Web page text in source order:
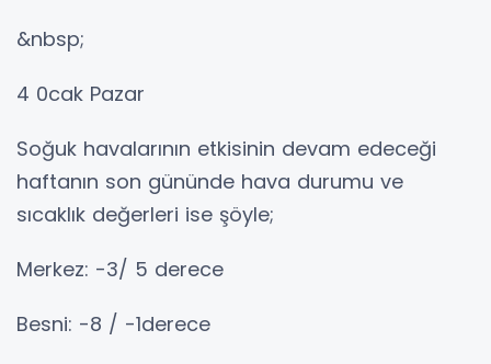
&nbsp;
4 0cak Pazar
Soğuk havalarının etkisinin devam edeceği
haftanın son gününde hava durumu ve
sıcaklık değerleri ise şöyle;
Merkez: -3/ 5 derece
Besni: -8 / -1derece